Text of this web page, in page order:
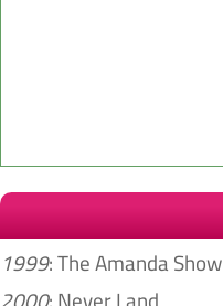
1999: The Amanda Show